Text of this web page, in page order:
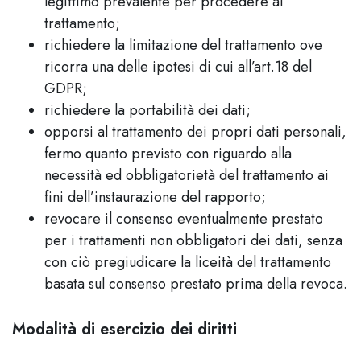
trattamento;
richiedere la limitazione del trattamento ove
ricorra una delle ipotesi di cui all’art.18 del
GDPR;
richiedere la portabilità dei dati;
opporsi al trattamento dei propri dati personali,
fermo quanto previsto con riguardo alla
necessità ed obbligatorietà del trattamento ai
fini dell’instaurazione del rapporto;
revocare il consenso eventualmente prestato
per i trattamenti non obbligatori dei dati, senza
con ciò pregiudicare la liceità del trattamento
basata sul consenso prestato prima della revoca.
Modalità di esercizio dei diritti